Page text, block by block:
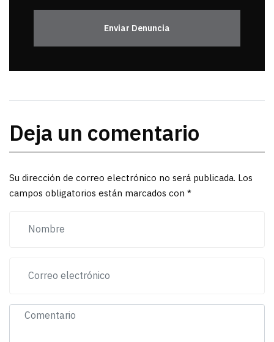
Enviar Denuncia
Deja un comentario
Su dirección de correo electrónico no será publicada. Los
campos obligatorios están marcados con *